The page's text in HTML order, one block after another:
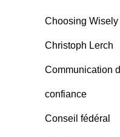
Choosing Wisely
Christoph Lerch
Communication
confiance
Conseil fédéral